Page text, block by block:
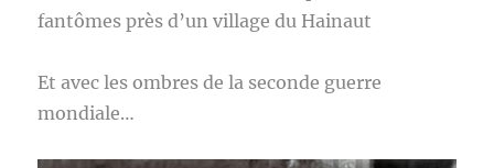
fantômes près d’un village du Hainaut
Et avec les ombres de la seconde guerre
mondiale…